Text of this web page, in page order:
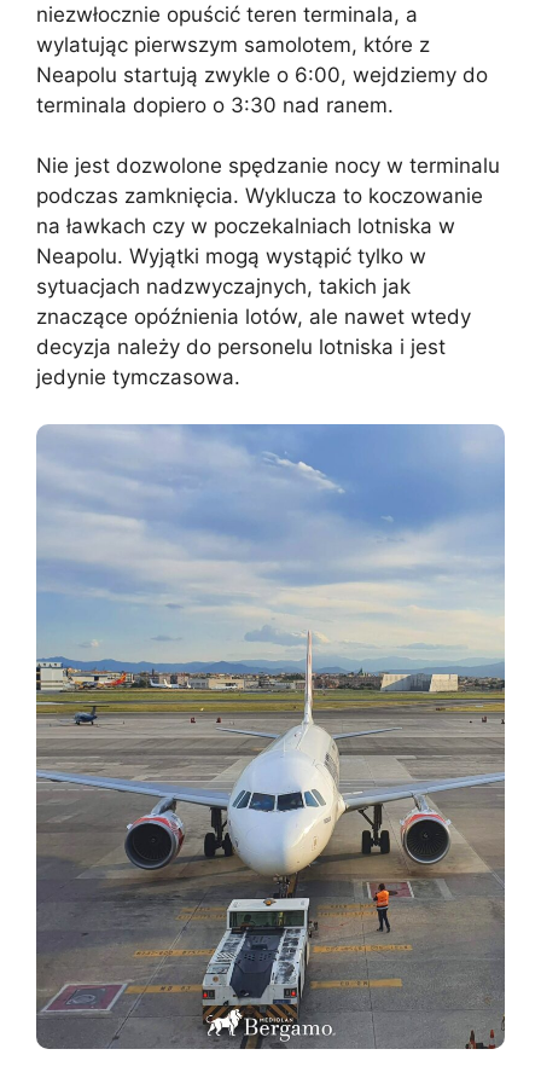
niezwłocznie opuścić teren terminala, a
wylatując pierwszym samolotem, które z
Neapolu startują zwykle o 6:00, wejdziemy do
terminala dopiero o 3:30 nad ranem.
Nie jest dozwolone spędzanie nocy w terminalu
podczas zamknięcia. Wyklucza to koczowanie
na ławkach czy w poczekalniach lotniska w
Neapolu. Wyjątki mogą wystąpić tylko w
sytuacjach nadzwyczajnych, takich jak
znaczące opóźnienia lotów, ale nawet wtedy
decyzja należy do personelu lotniska i jest
jedynie tymczasowa.